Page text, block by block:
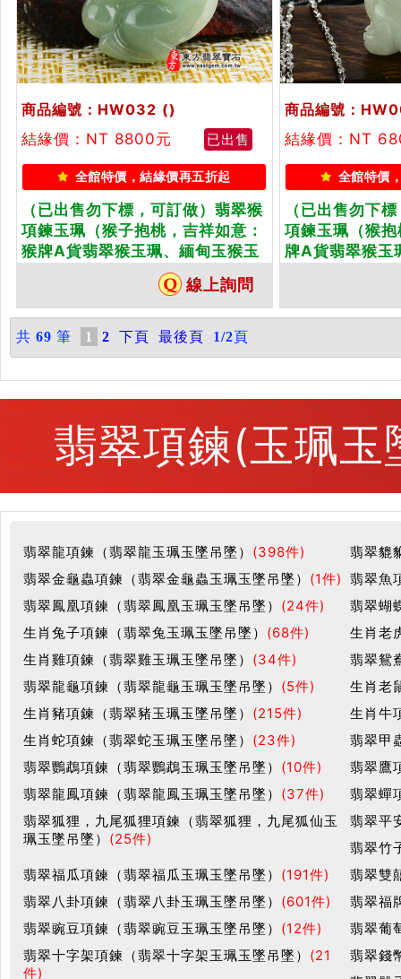
商品編號：HW032 ()
結緣價：NT 8800元
已出售
全館特價，結緣價再五折起
（已出售勿下標，可訂做）翡翠猴
項鍊玉珮（猴子抱桃，吉祥如意：
猴牌A貨翡翠猴玉珮、緬甸玉猴玉
墜、猴十二生肖項鍊）。油青種
猴，HW032。客製化訂做各種翡
翠猴吊墜玉珮項鍊。★附A貨翡翠
雙證書
線上詢問
商品編號：
結緣價：NT
全館特價
（已出售勿下
項鍊玉珮（猴
牌A貨翡翠猴玉
翠猴吊墜玉珮
共 69 筆 1 2 下頁 最後頁 1/2頁
翡翠項鍊(玉珮
翡翠龍項鍊（翡翠龍玉珮玉墜吊墜） (398件)
翡翠貔
翡翠金龜蟲項鍊（翡翠金龜蟲玉珮玉墜吊墜） (1件) 翡翠魚
翡翠鳳凰項鍊（翡翠鳳凰玉珮玉墜吊墜） (24件)
翡翠蝴
生肖兔子項鍊（翡翠兔玉珮玉墜吊墜） (68件)
生肖老
生肖雞項鍊（翡翠雞玉珮玉墜吊墜） (34件)
翡翠鴛
翡翠龍龜項鍊（翡翠龍龜玉珮玉墜吊墜） (5件)
生肖老
生肖豬項鍊（翡翠豬玉珮玉墜吊墜） (215件)
生肖牛
生肖蛇項鍊（翡翠蛇玉珮玉墜吊墜） (23件)
翡翠甲
翡翠鸚鵡項鍊（翡翠鸚鵡玉珮玉墜吊墜） (10件)
翡翠鷹
翡翠龍鳳項鍊（翡翠龍鳳玉珮玉墜吊墜） (37件)
翡翠蟬
翡翠狐狸，九尾狐狸項鍊（翡翠狐狸，九尾狐仙玉
珮玉墜吊墜） (25件)
翡翠平
翡翠竹
翡翠福瓜項鍊（翡翠福瓜玉珮玉墜吊墜） (191件)
翡翠雙
翡翠八卦項鍊（翡翠八卦玉珮玉墜吊墜） (601件)
翡翠福
翡翠豌豆項鍊（翡翠豌豆玉珮玉墜吊墜） (12件)
翡翠葡
翡翠十字架項鍊（翡翠十字架玉珮玉墜吊墜） (21
件)
翡翠錢